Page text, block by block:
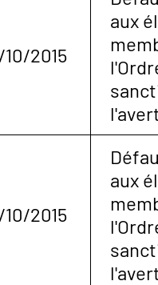
10/2015
aux
10/2015
aux